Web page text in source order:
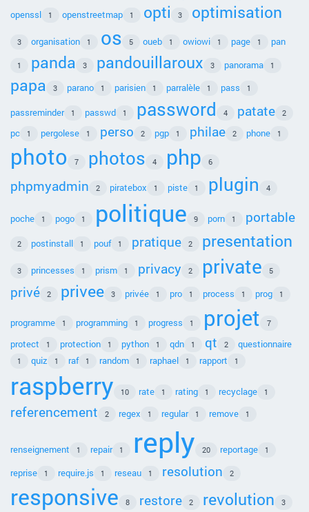
openssl 1 openstreetmap 1 opti 3 optimisation
3 organisation 1 os 5 oueb 1 owiowi 1 page 1 pan
1 panda 3 pandouillaroux 3 panorama 1
papa 3 parano 1 parisien 1 parralèle 1 pass 1
passreminder 1 passwd 1 password 4 patate 2
pc 1 pergolese 1 perso 2 pgp 1 philae 2 phone 1
photo 7 photos 4 php 6
phpmyadmin 2 piratebox 1 piste 1 plugin 4
poche 1 pogo 1 politique 9 porn 1 portable
2 postinstall 1 pouf 1 pratique 2 presentation
3 princesses 1 prism 1 privacy 2 private 5
privé 2 privee 3 privée 1 pro 1 process 1 prog 1
programme 1 programming 1 progress 1 projet 7
protect 1 protection 1 python 1 qdn 1 qt 2 questionnaire
1 quiz 1 raf 1 random 1 raphael 1 rapport 1
raspberry 10 rate 1 rating 1 recyclage 1
referencement 2 regex 1 regular 1 remove 1
renseignement 1 repair 1 reply 20 reportage 1
reprise 1 require.js 1 reseau 1 resolution 2
responsive 8 restore 2 revolution 3